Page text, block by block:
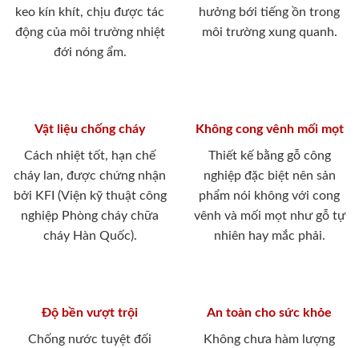
keo kín khít, chịu được tác
động của môi trường nhiệt
đới nóng ẩm.
hưởng bới tiếng ồn trong
môi trường xung quanh.
Vật liệu chống cháy
Cách nhiệt tốt, hạn chế
cháy lan, được chứng nhận
bởi KFI (Viện kỹ thuật công
nghiệp Phòng cháy chữa
cháy Hàn Quốc).
Không cong vênh mối mọt
Thiết kế bằng gỗ công
nghiệp đặc biệt nên sản
phẩm nói không với cong
vênh và mối mọt như gỗ tự
nhiên hay mắc phải.
Độ bền vượt trội
Chống nước tuyệt đối
An toàn cho sức khỏe
Không chưa hàm lượng